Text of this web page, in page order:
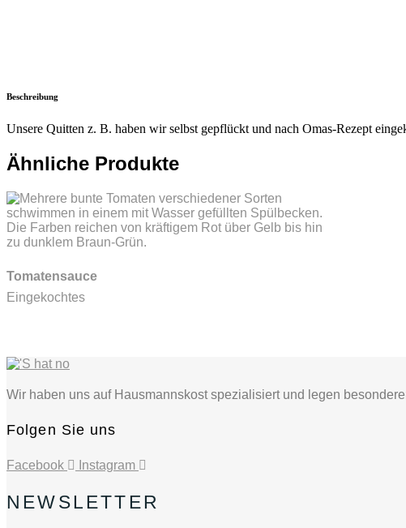
Beschreibung
Unsere Quitten z. B. haben wir selbst gepflückt und nach Omas-Rezept
Ähnliche Produkte
Tomatensauce
Eingekochtes
Wir haben uns auf Hausmannskost spezialisiert und legen
Folgen Sie uns
Facebook Instagram
NEWSLETTER